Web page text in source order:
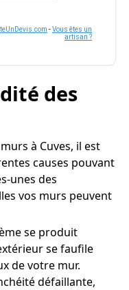
-Vous êtes un
artisan ?
des
à Cuves, il est
causes pouvant
unes des
vos murs peuvent
se produit
se faufile
de votre mur.
défaillante,